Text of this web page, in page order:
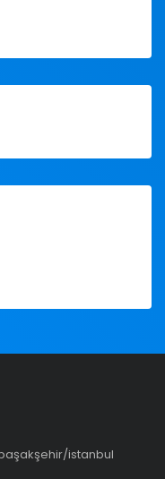
i̇stanbul